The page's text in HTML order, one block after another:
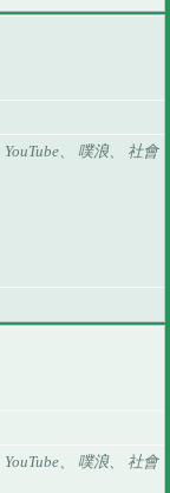
、 噗浪、 社會
、 噗浪、 社會